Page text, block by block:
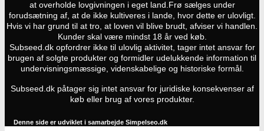
at overholde lovgivningen i eget land. Frø sælges under
forudsætning af, at de ikke kultiveres i lande, hvor dette er ulovligt.
Hvis vi har grund til at tro, at loven vil blive brudt, afviser vi handlen.
Kunder skal være mindst 18 år ved køb.
Subseed.dk opfordrer ikke til ulovlig aktivitet, tager intet ansvar for
brugen af solgte produkter og formidler udelukkende information til
undervisningsmæssige, videnskabelige og historiske formål.
Subseed.dk påtager sig intet ansvar for juridiske konsekvenser af
køb eller brug af vores produkter.
Denne side er udviklet i samarbejde Simpelseo.dk